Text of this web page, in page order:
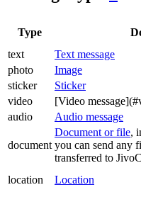
Type
text
Text message
photo
Image
sticker
Sticker
video
[Video
audio
Audio message
document
Document or file,
you can send any
transferred to
location Location